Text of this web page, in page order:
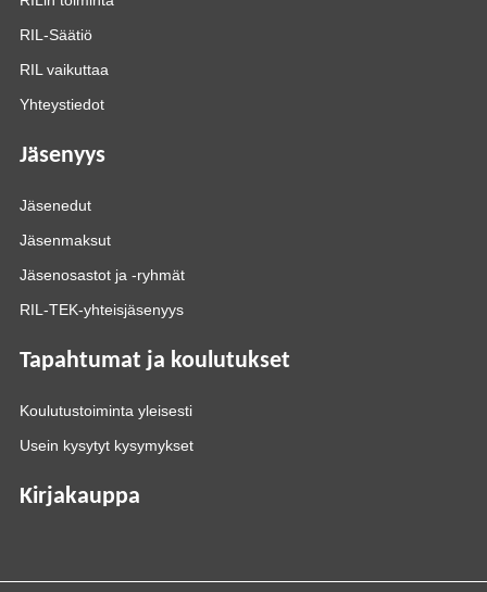
RIL-Säätiö
RIL vaikuttaa
Yhteystiedot
Jäsenyys
Jäsenedut
Jäsenmaksut
Jäsenosastot ja -ryhmät
RIL-TEK-yhteisjäsenyys
Tapahtumat ja koulutukset
Koulutustoiminta yleisesti
Usein kysytyt kysymykset
Kirjakauppa